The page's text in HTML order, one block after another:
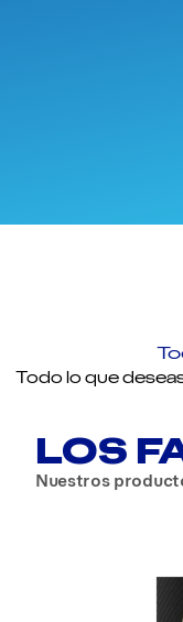
Todo lo que
LOS
Nuestros